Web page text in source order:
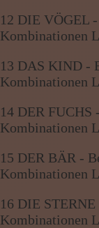
12 DIE VÖGEL
Kombinationen
13 DAS KIND -
Kombinationen
14 DER FUCHS
Kombinationen
15 DER BÄR -
Kombinationen
16 DIE
Kombinationen